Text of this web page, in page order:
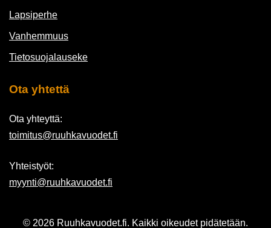
Lapsiperhe
Vanhemmuus
Tietosuojalauseke
Ota yhtettä
Ota yhteyttä:
toimitus@ruuhkavuodet.fi
Yhteistyöt:
myynti@ruuhkavuodet.fi
© 2026 Ruuhkavuodet.fi. Kaikki oikeudet pidätetään.